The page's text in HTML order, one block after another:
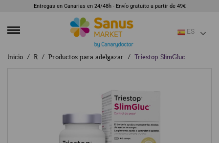
Entregas en Canarias en 24/48h - Envío gratuito a partir de 49€
ES
Inicio R Productos para adelgazar Triestop SlimGluc